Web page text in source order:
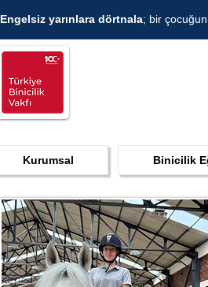
Engelsiz yarınlara dörtnala; bir
Kurumsal Binicilik